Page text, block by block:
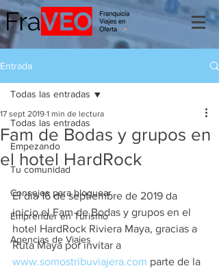
Entrada
Todas las entradas
Empezando
Tu comunidad
Consejos para bloguear
Emprender en Turismo
Agencias de Viajes
Todas las entradas
Fam de Bodas y grupos en
el hotel HardRock
17 sept 2019 1 min de lectura
El día 16 de septiembre de 2019 da
inicio el Fam de Bodas y grupos en el
hotel HardRock Riviera Maya, gracias a
Ruta Maya por invitar a
www.somostribuviajera.com parte de la